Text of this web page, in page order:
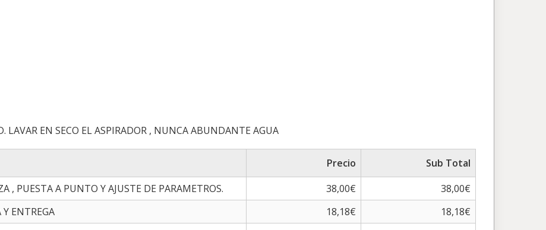
LAVAR EN SECO EL ASPIRADOR , NUNCA ABUNDANTE AGUA
Precio
Sub Total
, PUESTA A PUNTO Y AJUSTE DE PARAMETROS. 38,00€
38,00€
Y ENTREGA 18,18€
18,18€